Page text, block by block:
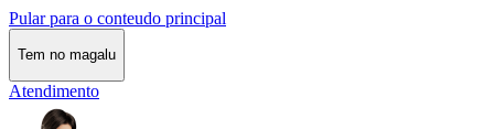
Pular para o conteudo principal
Tem no magalu
Atendimento